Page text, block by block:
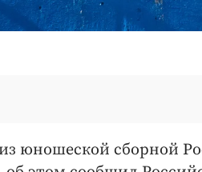
юношеской сборной